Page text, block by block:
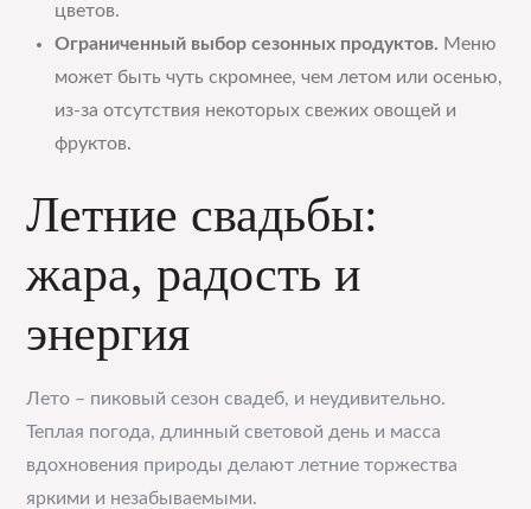
цветов.
Ограниченный выбор сезонных продуктов. Меню
может быть чуть скромнее, чем летом или осенью,
из-за отсутствия некоторых свежих овощей и
фруктов.
Летние свадьбы:
жара, радость и
энергия
Лето – пиковый сезон свадеб, и неудивительно.
Теплая погода, длинный световой день и масса
вдохновения природы делают летние торжества
яркими и незабываемыми.